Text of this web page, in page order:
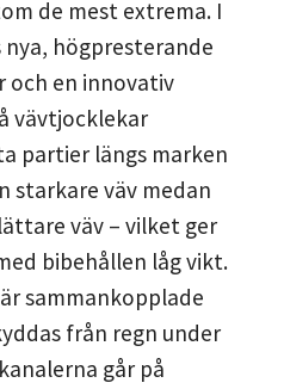
de mest extrema. I
högpresterande
och en innovativ
vävtjocklekar
partier längs marken
starkare väv medan
väv – vilket ger
bibehållen låg vikt.
sammankopplade
från regn under
går på